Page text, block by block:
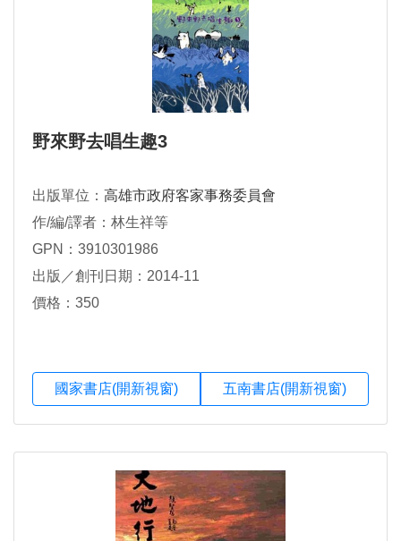
野來野去唱生趣3
出版單位： 高雄市政府客家事務委員會
作/編/譯者：林生祥等
GPN：3910301986
出版／創刊日期：2014-11
價格：350
國家書店(開新視窗) 五南書店(開新視窗)